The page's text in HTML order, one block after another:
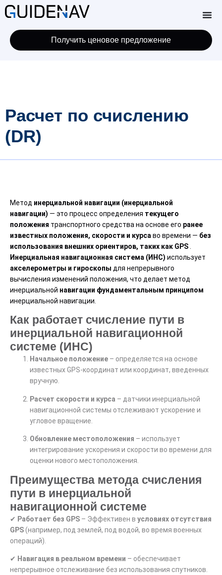
Получить ценовое предложение
Расчет по счислению
(DR)
Метод инерциальной навигации (инерциальной
навигации) — это процесс определения текущего
положения транспортного средства на основе его ранее
известных положения, скорости и курса во времени — без
использования внешних ориентиров, таких как GPS
Инерциальная навигационная система (ИНС) использует
акселерометры и гироскопы для непрерывного
вычисления изменений положения, что делает метод
инерциальной навигации фундаментальным принципом
инерциальной навигации.
Как работает счисление пути в
инерциальной навигационной
системе (ИНС)
Начальное положение – определяется на основе
известных GPS-координат или координат, введенных
вручную.
Расчет скорости и курса – датчики инерциальной
навигационной системы отслеживают ускорение и
угловое вращение.
Обновление местоположения – использует
интегрирование ускорения и скорости во времени для
оценки нового местоположения.
Преимущества метода счисления
пути в инерциальной
навигационной системе
✔ Работает без GPS – Эффективен в условиях отсутствия
GPS(например, под землей, под водой, во время военных
операций).
✔ Навигация в реальном времени – обеспечивает
непрерывное отслеживание без использования спутников.